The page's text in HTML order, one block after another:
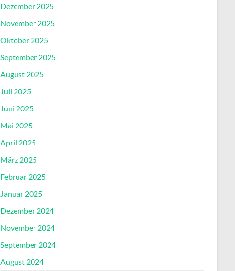
Dezember 2025
November 2025
Oktober 2025
September 2025
August 2025
Juli 2025
Juni 2025
Mai 2025
April 2025
März 2025
Februar 2025
Januar 2025
Dezember 2024
November 2024
September 2024
August 2024